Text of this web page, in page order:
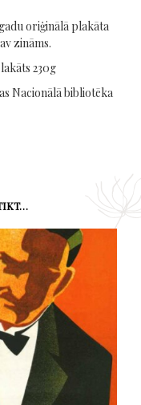
oriģinālā plakāta
zināms.
230g
Nacionālā bibliotēka